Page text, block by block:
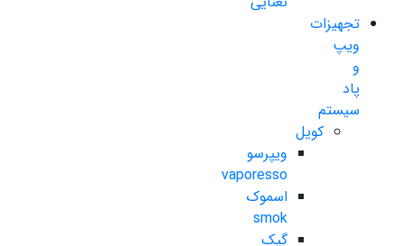
تجهیزات
ویپ
و
پاد
سیستم
کویل
ویپرسو
vaporesso
اسموک
smok
گیک